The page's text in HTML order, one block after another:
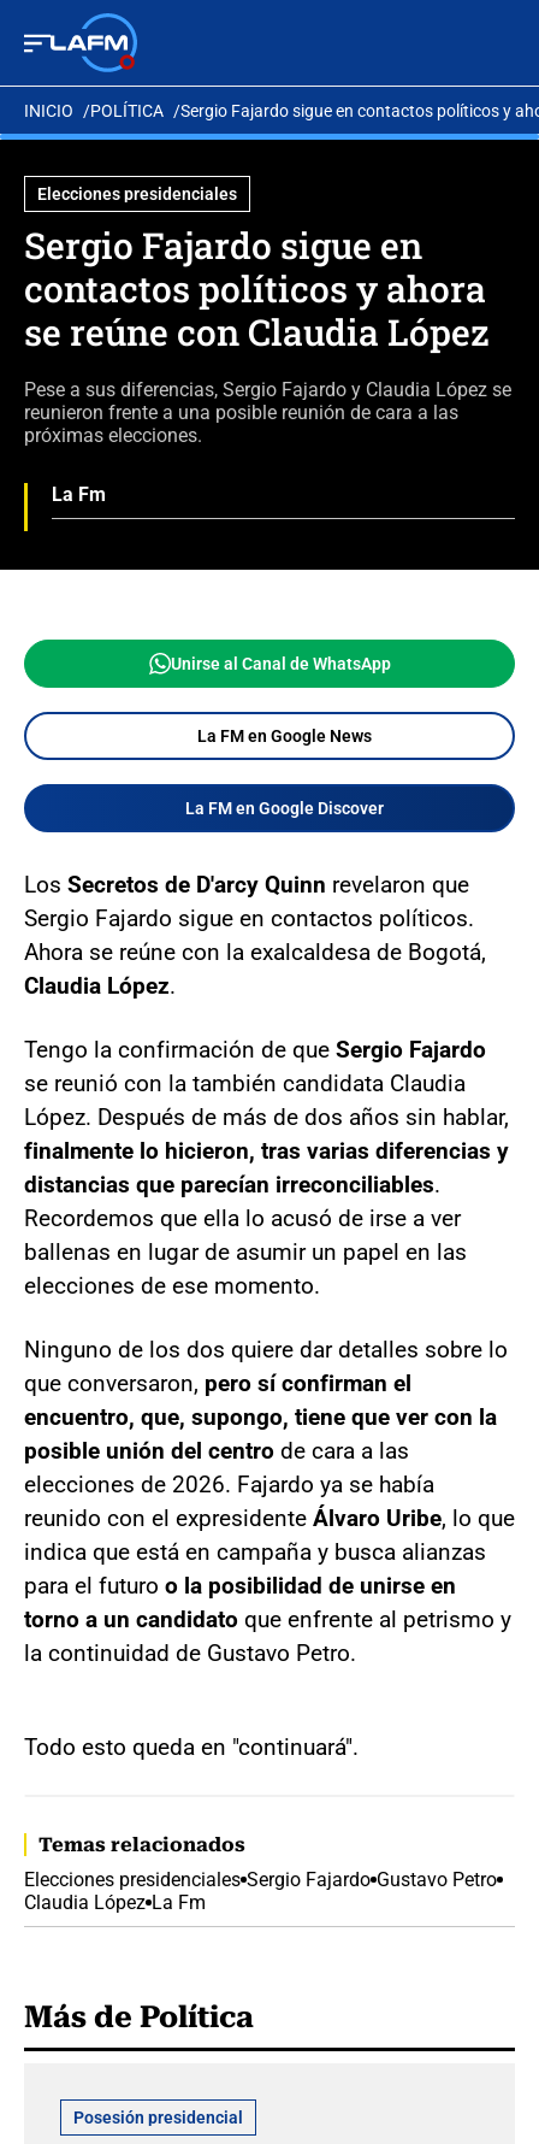
INICIO POLÍTICA Sergio Fajardo sigue en contactos políticos y
Elecciones presidenciales
Sergio Fajardo sigue en
contactos políticos y ahora
se reúne con Claudia López
Pese a sus diferencias, Sergio Fajardo y Claudia López se
reunieron frente a una posible reunión de cara a las
próximas elecciones.
La Fm
Unirse al Canal de WhatsApp
La FM en Google News
La FM en Google Discover
Los Secretos de D'arcy Quinn revelaron que
Sergio Fajardo sigue en contactos políticos.
Ahora se reúne con la exalcaldesa de Bogotá,
Claudia López.
Tengo la confirmación de que Sergio Fajardo
se reunió con la también candidata Claudia
López. Después de más de dos años sin hablar,
finalmente lo hicieron, tras varias diferencias y
distancias que parecían irreconciliables.
Recordemos que ella lo acusó de irse a ver
ballenas en lugar de asumir un papel en las
elecciones de ese momento.
Ninguno de los dos quiere dar detalles sobre lo
que conversaron, pero sí confirman el
encuentro, que, supongo, tiene que ver con la
posible unión del centro de cara a las
elecciones de 2026. Fajardo ya se había
reunido con el expresidente Álvaro Uribe, lo que
indica que está en campaña y busca alianzas
para el futuro o la posibilidad de unirse en
torno a un candidato que enfrente al petrismo y
la continuidad de Gustavo Petro.
Todo esto queda en "continuará".
Temas relacionados
Elecciones presidenciales Sergio Fajardo Gustavo Petro
Claudia López La Fm
Más de Política
Posesión presidencial